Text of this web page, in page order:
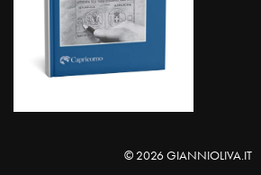
© 2026 GIANNIOLIVA.IT